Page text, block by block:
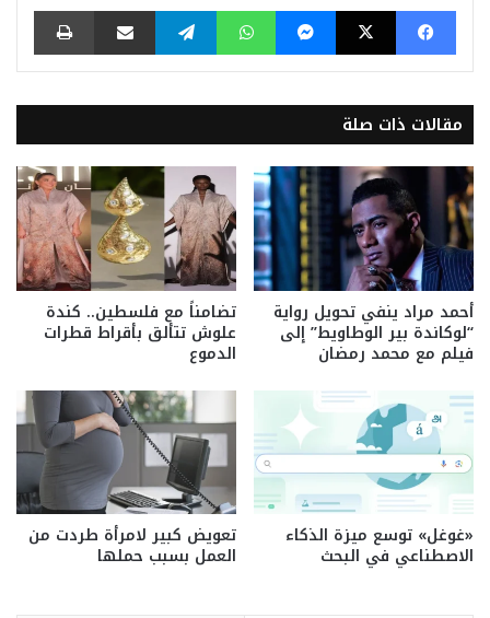
فيسبوك ‫X ماسنجر واتساب تيلقرام مشاركة عبر البريد طباعة
مقالات ذات صلة
أحمد مراد ينفي تحويل رواية
“لوكاندة بير الوطاويط” إلى
فيلم مع محمد رمضان
تضامناً مع فلسطين.. كندة
علوش تتألق بأقراط قطرات
الدموع
«غوغل» توسع ميزة الذكاء
الاصطناعي في البحث
تعويض كبير لامرأة طردت من
العمل بسبب حملها